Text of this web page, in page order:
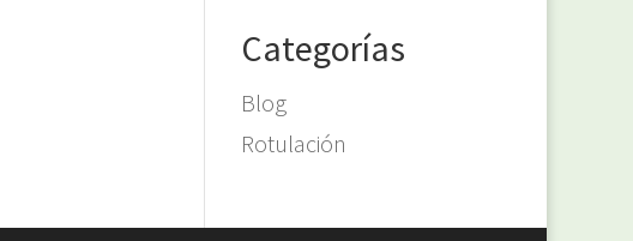
Categorías
Blog
Rotulación